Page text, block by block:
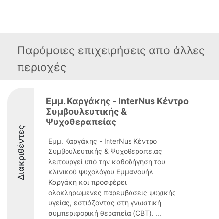
Παρόμοιες επιχειρήσεις απο άλλες
περιοχές
Διακριθέντες
Εμμ. Καργάκης - InterNus Κέντρο
Συμβουλευτικής &
Ψυχοθεραπείας
Εμμ. Καργάκης - InterNus Κέντρο
Συμβουλευτικής & Ψυχοθεραπείας
λειτουργεί υπό την καθοδήγηση του
κλινικού ψυχολόγου Εμμανουήλ
Καργάκη και προσφέρει
ολοκληρωμένες παρεμβάσεις ψυχικής
υγείας, εστιάζοντας στη γνωστική
συμπεριφορική θεραπεία (CBT). ...